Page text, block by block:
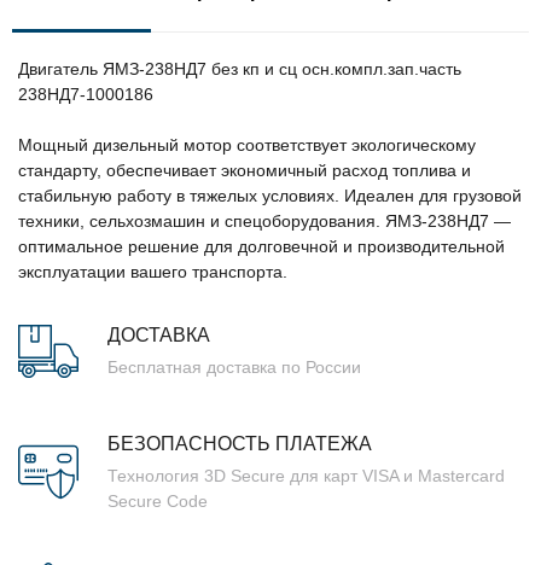
Двигатель ЯМЗ-238НД7 без кп и сц осн.компл.зап.часть
238НД7-1000186
Мощный дизельный мотор соответствует экологическому
стандарту, обеспечивает экономичный расход топлива и
стабильную работу в тяжелых условиях. Идеален для грузовой
техники, сельхозмашин и спецоборудования. ЯМЗ-238НД7 —
оптимальное решение для долговечной и производительной
эксплуатации вашего транспорта.
ДОСТАВКА
Бесплатная доставка по России
БЕЗОПАСНОСТЬ ПЛАТЕЖА
Технология 3D Secure для карт VISA и Mastercard
Secure Code